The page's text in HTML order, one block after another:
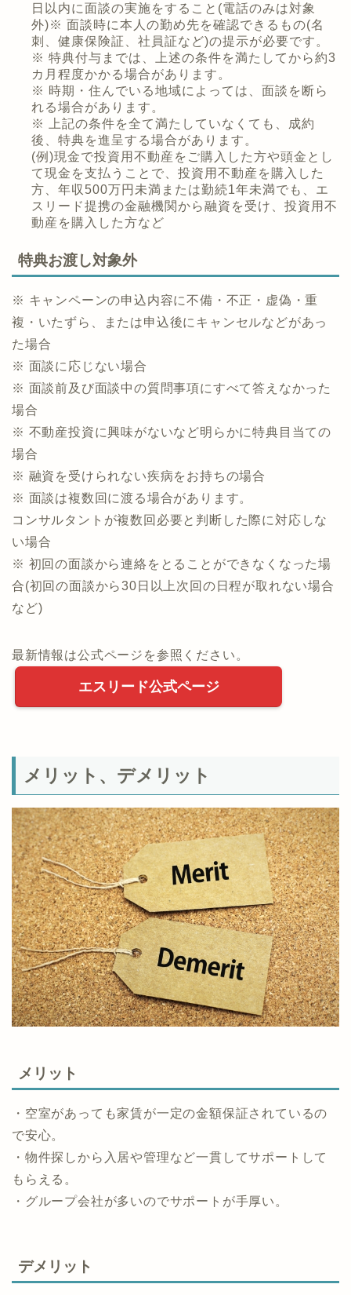
日以内に面談の実施をすること(電話のみは対象
外)※ 面談時に本人の勤め先を確認できるもの(名
刺、健康保険証、社員証など)の提示が必要です。
※ 特典付与までは、上述の条件を満たしてから約3
カ月程度かかる場合があります。
※ 時期・住んでいる地域によっては、面談を断ら
れる場合があります。
※ 上記の条件を全て満たしていなくても、成約
後、特典を進呈する場合があります。
(例)現金で投資用不動産をご購入した方や頭金とし
て現金を支払うことで、投資用不動産を購入した
方、年収500万円未満または勤続1年未満でも、エ
スリード提携の金融機関から融資を受け、投資用不
動産を購入した方など
特典お渡し対象外
※ キャンペーンの申込内容に不備・不正・虚偽・重
複・いたずら、または申込後にキャンセルなどがあっ
た場合
※ 面談に応じない場合
※ 面談前及び面談中の質問事項にすべて答えなかった
場合
※ 不動産投資に興味がないなど明らかに特典目当ての
場合
※ 融資を受けられない疾病をお持ちの場合
※ 面談は複数回に渡る場合があります。
コンサルタントが複数回必要と判断した際に対応しな
い場合
※ 初回の面談から連絡をとることができなくなった場
合(初回の面談から30日以上次回の日程が取れない場合
など)
最新情報は公式ページを参照ください。
エスリード公式ページ
メリット、デメリット
メリット
・空室があっても家賃が一定の金額保証されているの
で安心。
・物件探しから入居や管理など一貫してサポートして
もらえる。
・グループ会社が多いのでサポートが手厚い。
デメリット